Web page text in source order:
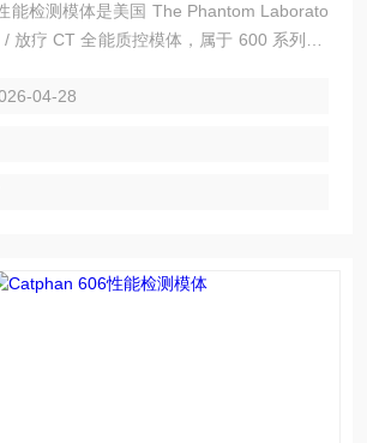
能检测模体是美国 The Phantom Laborato
放疗 CT 全能质控模体，属于 600 系列高-
多层螺旋 CT 与放疗 CT。
04-28